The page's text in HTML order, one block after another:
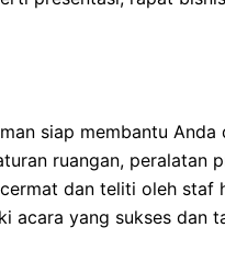
siap membantu Anda
ruangan, peralatan
dan teliti oleh staf
acara yang sukses dan